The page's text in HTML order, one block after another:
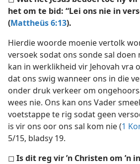
het om te bid: “Lei ons nie in
(Mattheüs 6:13).
Hierdie woorde moenie vertolk
versoek sodat ons sonde sal doen
kan in werklikheid vir Jehovah vra
dat ons swig wanneer ons in die
onder druk verkeer om
wees nie. Ons kan ons Vader
voetstappe te rig sodat geen
is vir ons oor ons sal kom nie (1
5/15, bladsy 19.
◻ Is dit reg vir ’n Christen om ’n